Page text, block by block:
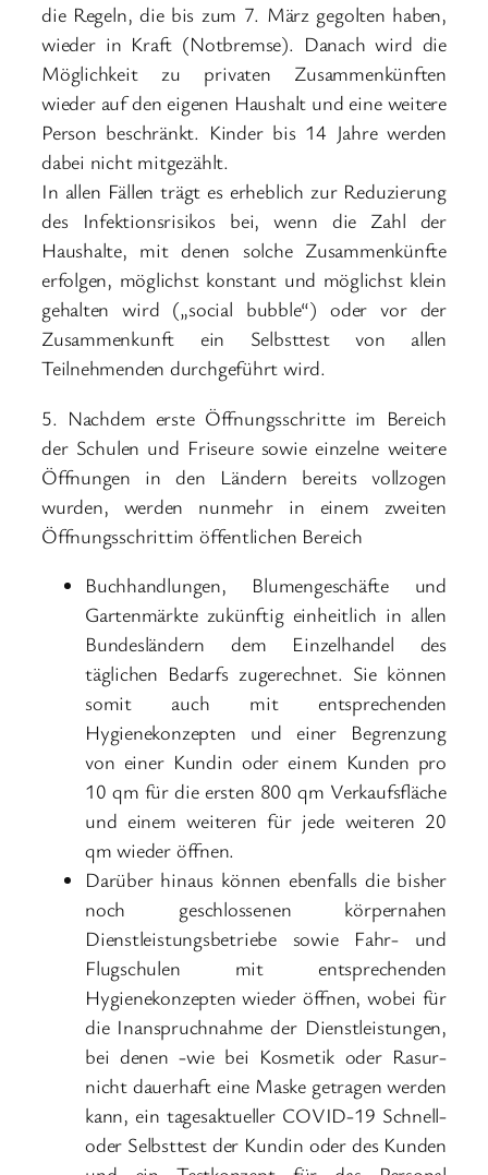
die Regeln, die bis zum 7. März gegolten haben,
wieder in Kraft (Notbremse). Danach wird die
Möglichkeit zu privaten Zusammenkünften
wieder auf den eigenen Haushalt und eine weitere
Person beschränkt. Kinder bis 14 Jahre werden
dabei nicht mitgezählt.
In allen Fällen trägt es erheblich zur Reduzierung
des Infektionsrisikos bei, wenn die Zahl der
Haushalte, mit denen solche Zusammenkünfte
erfolgen, möglichst konstant und möglichst klein
gehalten wird („social bubble“) oder vor der
Zusammenkunft ein Selbsttest von allen
Teilnehmenden durchgeführt wird.
5. Nachdem erste Öffnungsschritte im Bereich
der Schulen und Friseure sowie einzelne weitere
Öffnungen in den Ländern bereits vollzogen
wurden, werden nunmehr in einem zweiten
Öffnungsschrittim öffentlichen Bereich
Buchhandlungen, Blumengeschäfte und
Gartenmärkte zukünftig einheitlich in allen
Bundesländern dem Einzelhandel des
täglichen Bedarfs zugerechnet. Sie können
somit auch mit entsprechenden
Hygienekonzepten und einer Begrenzung
von einer Kundin oder einem Kunden pro
10 qm für die ersten 800 qm Verkaufsfläche
und einem weiteren für jede weiteren 20
qm wieder öffnen.
Darüber hinaus können ebenfalls die bisher
noch geschlossenen körpernahen
Dienstleistungsbetriebe sowie Fahr- und
Flugschulen mit entsprechenden
Hygienekonzepten wieder öffnen, wobei für
die Inanspruchnahme der Dienstleistungen,
bei denen -wie bei Kosmetik oder Rasur-
nicht dauerhaft eine Maske getragen werden
kann, ein tagesaktueller COVID-19 Schnell-
oder Selbsttest der Kundin oder des Kunden